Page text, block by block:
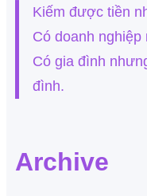
Kiếm được tiền
Có doanh
Có gia đình
đình.
Archive